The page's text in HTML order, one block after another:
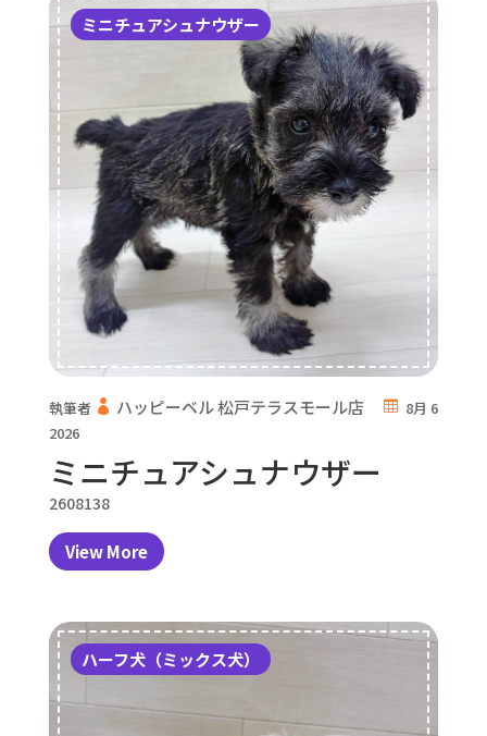
ミニチュアシュナウザー
執筆者 ハッピーベル 松戸テラスモール店
8月 6
2026
ミニチュアシュナウザー
2608138
View More
ハーフ犬（ミックス犬）